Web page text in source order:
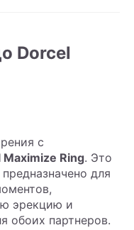
Dorcel
с
Maximize Ring. Это
для
эрекцию и
обоих партнеров.